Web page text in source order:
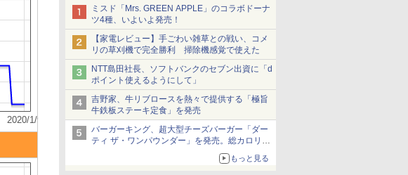
ミスド「Mrs. GREEN APPLE」のコラボドーナ
ツ4種、いよいよ発売！
【家電レビュー】手ごわい雑草との戦い、コメ
リの草刈機で完全勝利 掃除機感覚で使えた
NTT島田社長、ソフトバンクのセブン出資に「d
ポイント使えるようにして」
吉野家、牛リブロースを熱々で提供する「極旨
牛鉄板ステーキ定食」を発売
バーガーキング、超大型チーズバーガー「ダー
ティ ザ・ワンパウンダー」を発売。総カロリー
もっと見る
2020/1/9